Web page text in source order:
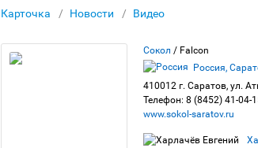
Карточка Новости Видео
Сокол / Falcon
Россия,
410012 г. Саратов, ул.
Телефон: 8 (8452) 41-04-
www.sokol-saratov.ru